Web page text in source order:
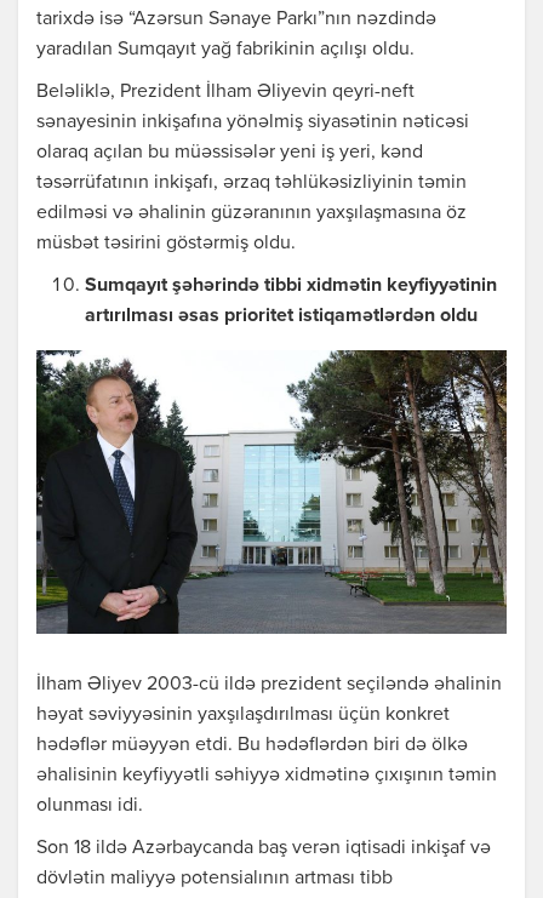
tarixdə isə “Azərsun Sənaye Parkı”nın nəzdində
yaradılan Sumqayıt yağ fabrikinin açılışı oldu.
Beləliklə, Prezident İlham Əliyevin qeyri-neft
sənayesinin inkişafına yönəlmiş siyasətinin nəticəsi
olaraq açılan bu müəssisələr yeni iş yeri, kənd
təsərrüfatının inkişafı, ərzaq təhlükəsizliyinin təmin
edilməsi və əhalinin güzəranının yaxşılaşmasına öz
müsbət təsirini göstərmiş oldu.
Sumqayıt şəhərində tibbi xidmətin keyfiyyətinin
artırılması əsas prioritet istiqamətlərdən oldu
İlham Əliyev 2003-cü ildə prezident seçiləndə əhalinin
həyat səviyyəsinin yaxşılaşdırılması üçün konkret
hədəflər müəyyən etdi. Bu hədəflərdən biri də ölkə
əhalisinin keyfiyyətli səhiyyə xidmətinə çıxışının təmin
olunması idi.
Son 18 ildə Azərbaycanda baş verən iqtisadi inkişaf və
dövlətin maliyyə potensialının artması tibb